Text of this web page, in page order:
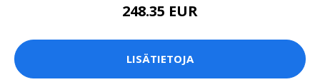
248.35 EUR
LISÄTIETOJA